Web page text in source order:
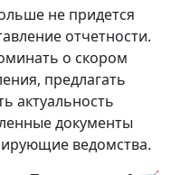
не придется
отчетности.
о скором
предлагать
актуальность
документы
ведомства.